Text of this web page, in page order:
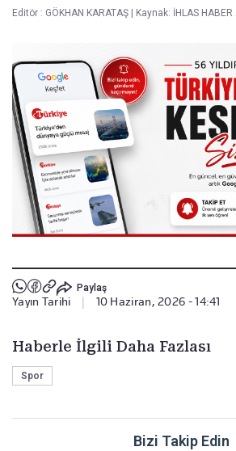
Editör : GÖKHAN KARATAŞ Kaynak: İHLAS HABER
Paylaş
Yayın Tarihi 10 Haziran, 2026 - 14:41
Haberle İlgili Daha Fazlası
Spor
Bizi Takip Edin